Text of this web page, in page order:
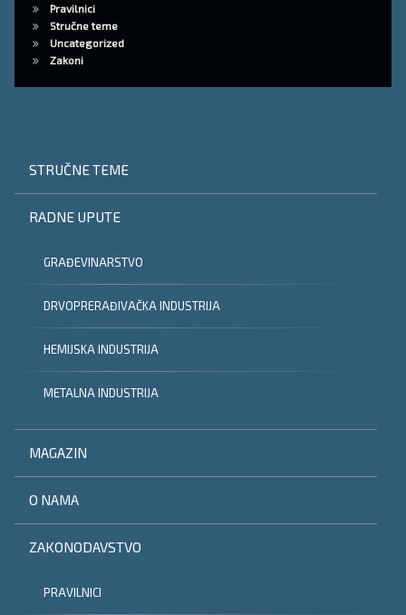
Pravilnici
Stručne teme
Uncategorized
Zakoni
STRUČNE TEME
RADNE UPUTE
GRAĐEVINARSTVO
DRVOPRERAĐIVAČKA INDUSTRIJA
HEMIJSKA INDUSTRIJA
METALNA INDUSTRIJA
MAGAZIN
O NAMA
ZAKONODAVSTVO
PRAVILNICI